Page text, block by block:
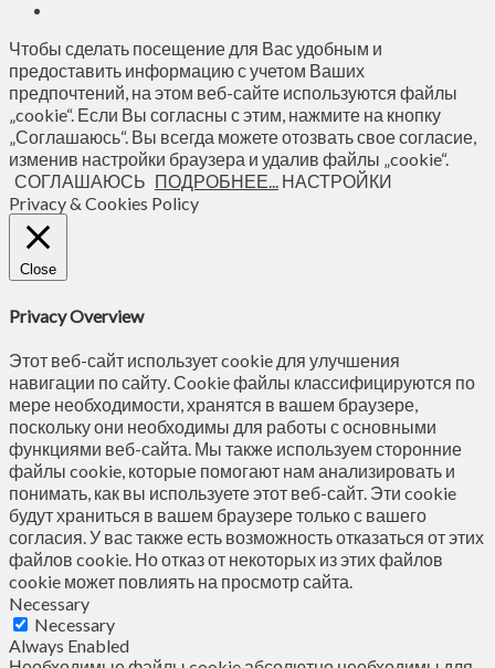
Чтобы сделать посещение для Вас удобным и
предоставить информацию с учетом Ваших
предпочтений, на этом веб-сайте используются файлы
„cookie“. Если Вы согласны с этим, нажмите на кнопку
„Соглашаюсь“. Вы всегда можете отозвать свое согласие,
изменив настройки браузера и удалив файлы „cookie“.
СОГЛАШАЮСЬ ПОДРОБНЕЕ... НАСТРОЙКИ
Privacy & Cookies Policy
Close
Privacy Overview
Этот веб-сайт использует cookie для улучшения
навигации по сайту. Сookie файлы классифицируются по
мере необходимости, хранятся в вашем браузере,
поскольку они необходимы для работы с основными
функциями веб-сайта. Мы также используем сторонние
файлы cookie, которые помогают нам анализировать и
понимать, как вы используете этот веб-сайт. Эти cookie
будут храниться в вашем браузере только с вашего
согласия. У вас также есть возможность отказаться от этих
файлов cookie. Но отказ от некоторых из этих файлов
cookie может повлиять на просмотр сайта.
Necessary
Necessary
Always Enabled